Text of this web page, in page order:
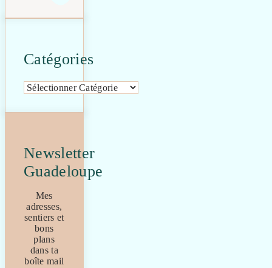
Catégories
Catégories
Newsletter
Guadeloupe
Mes
adresses,
sentiers et
bons
plans
dans ta
boîte mail